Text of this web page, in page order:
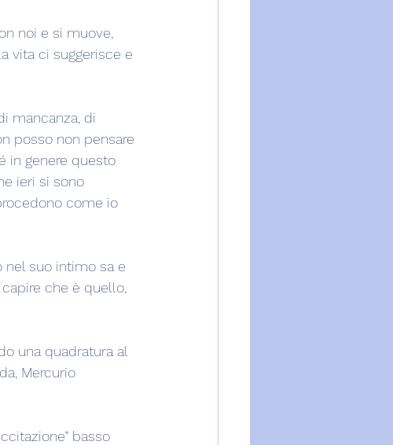
noi e si muove,
vita ci suggerisce e
mancanza, di
posso non pensare
in genere questo
ieri si sono
come io
nel suo intimo sa e
che è quello,
una quadratura al
Mercurio
basso